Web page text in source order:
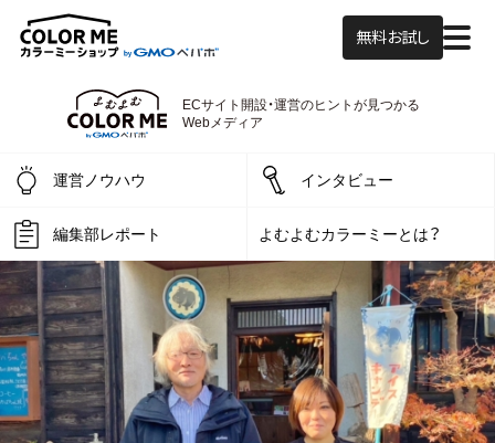
無料お試し
よむよむカラーミー
ECサイト開設・運営のヒントが見つかる
Webメディア
運営ノウハウ インタビュー
編集部レポート よむよむカラーミーとは？